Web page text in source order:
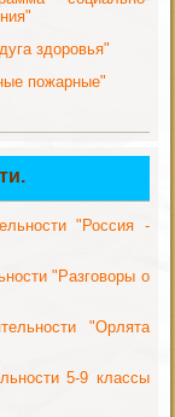
здоровья"
пожарные"
"Россия -
"Разговоры о
"Орлята
5-9 классы